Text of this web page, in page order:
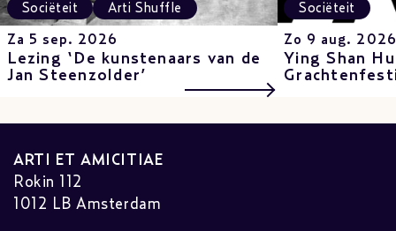
Sociëteit Arti Shuffle
Za 5 sep. 2026
Lezing ‘De kunstenaars van de
Jan Steenzolder’
Sociëteit
Zo 9 aug. 2026
Ying Shan
ARTI ET AMICITIAE
Rokin 112
1012 LB Amsterdam